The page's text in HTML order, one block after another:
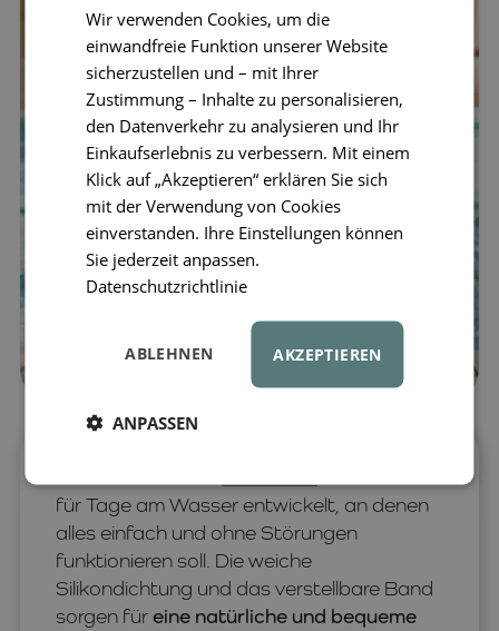
für Tage am Wasser entwickelt, an denen
alles einfach und ohne Störungen
funktionieren soll. Die weiche
Silikondichtung und das verstellbare Band
sorgen füreine natürliche und bequeme
Wir verwenden Cookies, um die
einwandfreie Funktion unserer Website
sicherzustellen und – mit Ihrer
Zustimmung – Inhalte zu personalisieren,
den Datenverkehr zu analysieren und Ihr
Einkaufserlebnis zu verbessern. Mit einem
Klick auf „Akzeptieren“ erklären Sie sich
mit der Verwendung von Cookies
einverstanden. Ihre Einstellungen können
Sie jederzeit anpassen.
Datenschutzrichtlinie
AKZEPTIEREN
ABLEHNEN
ANPASSEN